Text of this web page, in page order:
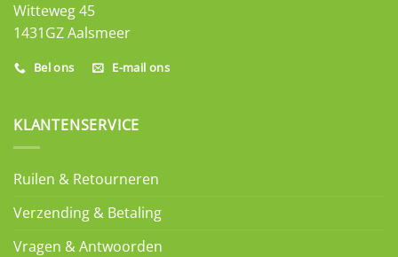
Witteweg 45
1431GZ Aalsmeer
Bel ons E-mail ons
KLANTENSERVICE
Ruilen & Retourneren
Verzending & Betaling
Vragen & Antwoorden